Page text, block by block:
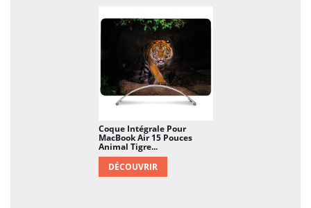
Coque Intégrale Pour
MacBook Air 15 Pouces
Animal Tigre...
DÉCOUVRIR